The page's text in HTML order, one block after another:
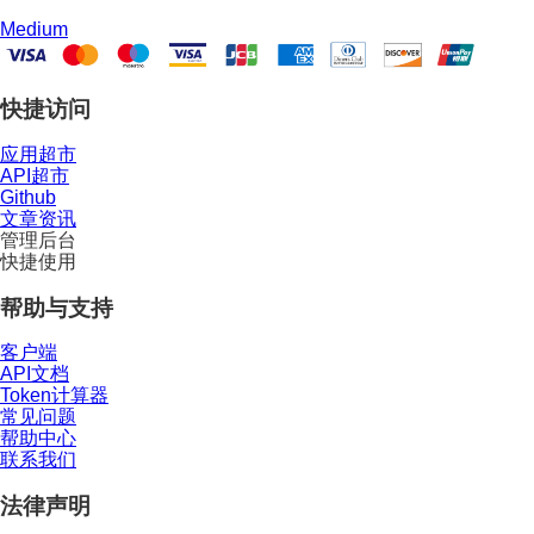
Medium
快捷访问
应用超市
API超市
Github
文章资讯
管理后台
快捷使用
帮助与支持
客户端
API文档
Token计算器
常见问题
帮助中心
联系我们
法律声明